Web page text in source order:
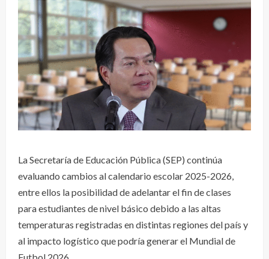
La Secretaría de Educación Pública (SEP) continúa
evaluando cambios al calendario escolar 2025-2026,
entre ellos la posibilidad de adelantar el fin de clases
para estudiantes de nivel básico debido a las altas
temperaturas registradas en distintas regiones del país y
al impacto logístico que podría generar el Mundial de